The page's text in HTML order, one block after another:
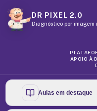
DR PIXEL 2.0
Diagnóstico por
APOIO À
Aulas em destaque